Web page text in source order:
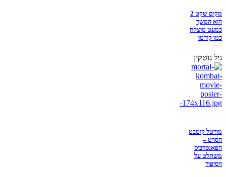
מקום שקט 2
הוא המשך
כמעט מוצלח
כמו קודמו
גיל גוטקין
מורטל קומבט
הסרט –
הפאנסרביס
משתלט על
הסיפור